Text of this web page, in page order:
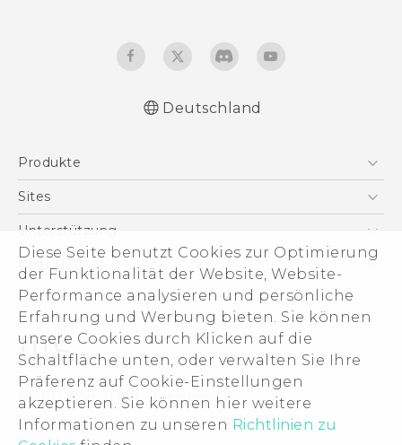
Diese Seite benutzt Cookies zur Optimierung
der Funktionalität der Website, Website-
Performance analysieren und persönliche
Erfahrung und Werbung bieten. Sie können
unsere Cookies durch Klicken auf die
Schaltfläche unten, oder verwalten Sie Ihre
Präferenz auf Cookie-Einstellungen
akzeptieren. Sie können hier weitere
Informationen zu unseren Richtlinien zu
behördliche Bestimmungen
English - Quick start guide
English - User manual
English - Safety and regulatory guide
Deutschland
Produkte
Smartphones
VIVE
Zubehör
Sites
HTC Dev
HTC Vive
Unterstützung
Unterstützung
eCommerce Support
Über HTC
ESG
Impressum
Investor
Cookie Preferences
Offene Stellen
Security and Privacy Whitepaper
© 2011-2026 HTC Corporation
Legal Terms